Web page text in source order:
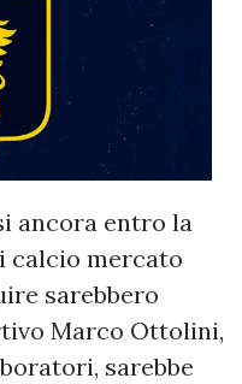
ancora entro la
calcio mercato
sarebbero
Marco Ottolini,
sarebbe